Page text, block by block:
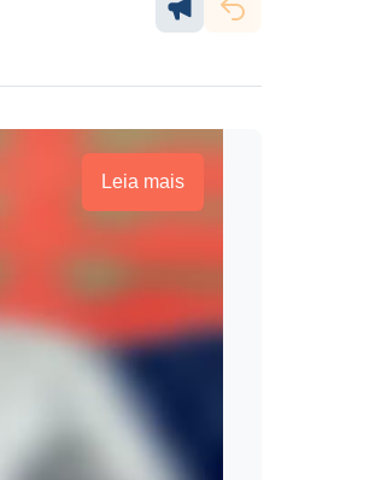
Leia mais